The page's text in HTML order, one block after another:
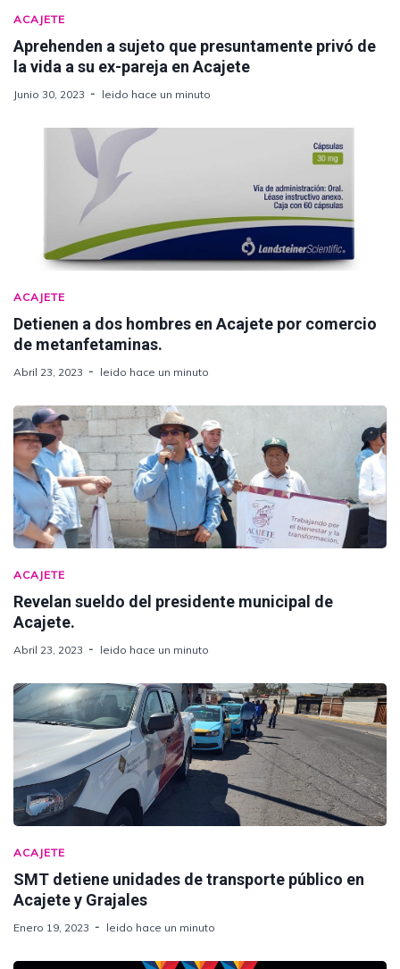
ACAJETE
Aprehenden a sujeto que presuntamente privó de
la vida a su ex-pareja en Acajete
Junio 30, 2023 leido hace un minuto
ACAJETE
Detienen a dos hombres en Acajete por comercio
de metanfetaminas.
Abril 23, 2023 leido hace un minuto
ACAJETE
Revelan sueldo del presidente municipal de
Acajete.
Abril 23, 2023 leido hace un minuto
ACAJETE
SMT detiene unidades de transporte público en
Acajete y Grajales
Enero 19, 2023 leido hace un minuto